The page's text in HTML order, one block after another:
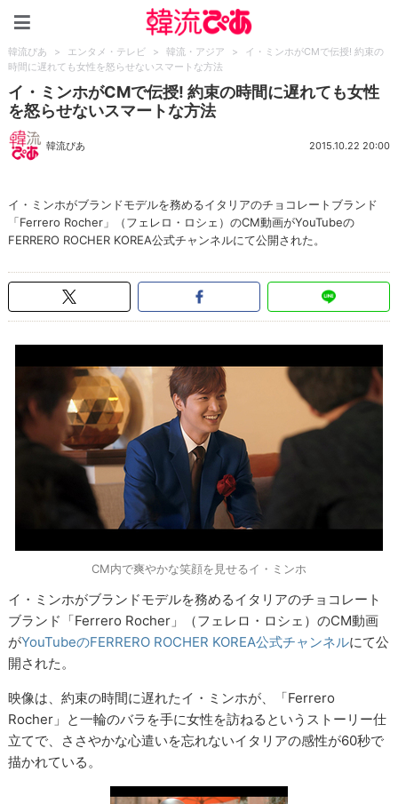
韓流ぴあ > エンタメ・テレビ > 韓流・アジア >
イ・ミンホがCMで伝授! 約束の
時間に遅れても女性を怒らせないスマートな方法
イ・ミンホがCMで伝授! 約束の時間に遅れても女性
を怒らせないスマートな方法
韓流ぴあ 2015.10.22 20:00
イ・ミンホがブランドモデルを務めるイタリアのチョコレートブランド
「Ferrero Rocher」（フェレロ・ロシェ）のCM動画がYouTubeの
FERRERO ROCHER KOREA公式チャンネルにて公開された。
CM内で爽やかな笑顔を見せるイ・ミンホ
イ・ミンホがブランドモデルを務めるイタリアのチョコレート
ブランド「Ferrero Rocher」（フェレロ・ロシェ）のCM動画
がYouTubeのFERRERO ROCHER KOREA公式チャンネルにて公
開された。
映像は、約束の時間に遅れたイ・ミンホが、「Ferrero
Rocher」と一輪のバラを手に女性を訪ねるというストーリー仕
立てで、ささやかな心遣いを忘れないイタリアの感性が60秒で
描かれている。